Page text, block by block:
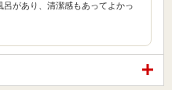
があり、清潔感もあってよかっ